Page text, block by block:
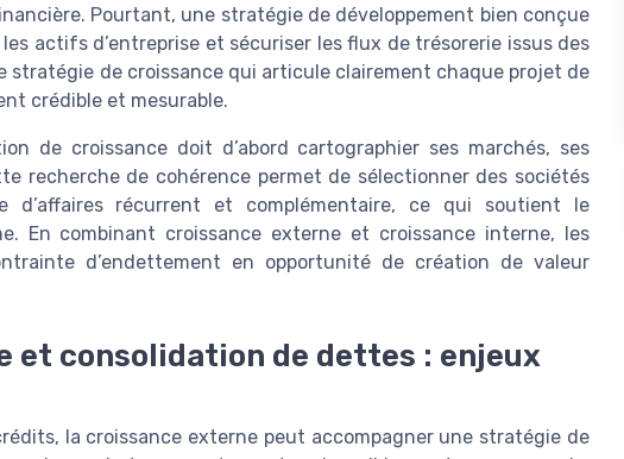
Pourtant, une stratégie de développement bien conçue
actifs d’entreprise et sécuriser les flux de trésorerie issus des
stratégie de croissance qui articule clairement chaque projet de
crédible et mesurable.
de croissance doit d’abord cartographier ses marchés, ses
recherche de cohérence permet de sélectionner des sociétés
d’affaires récurrent et complémentaire, ce qui soutient le
En combinant croissance externe et croissance interne, les
d’endettement en opportunité de création de valeur
et consolidation de dettes : enjeux
la croissance externe peut accompagner une stratégie de